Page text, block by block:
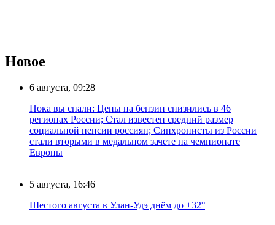
Новое
6 августа, 09:28
Пока вы спали: Цены на бензин снизились в 46
регионах России; Стал известен средний размер
социальной пенсии россиян; Синхронисты из России
стали вторыми в медальном зачете на чемпионате
Европы
5 августа, 16:46
Шестого августа в Улан-Удэ днём до +32°